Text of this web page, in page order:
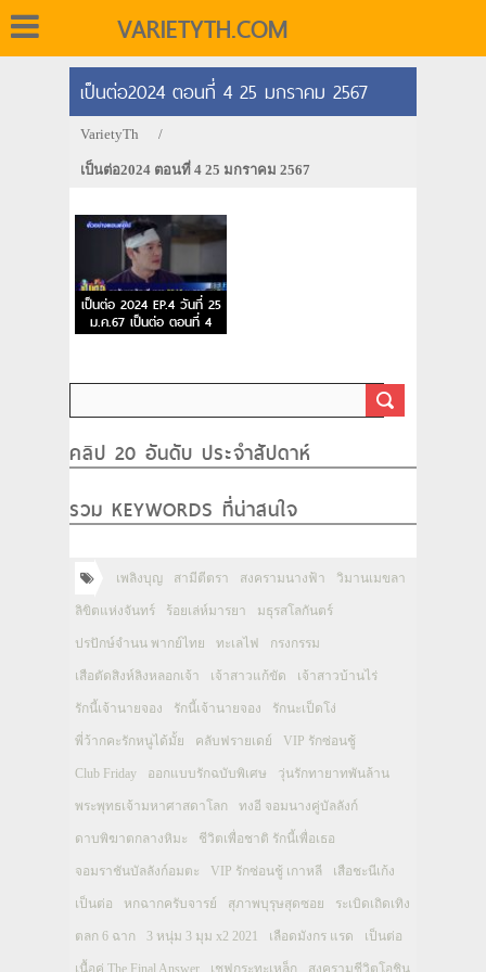
VARIETYTH.COM
เป็นต่อ2024 ตอนที่ 4 25 มกราคม 2567
VarietyTh /
เป็นต่อ2024 ตอนที่ 4 25 มกราคม 2567
เป็นต่อ 2024 EP.4 วันที่ 25
ม.ค.67 เป็นต่อ ตอนที่ 4
คลิป 20 อันดับ ประจำสัปดาห์
รวม KEYWORDS ที่น่าสนใจ
เพลิงบุญ สามีตีตรา สงครามนางฟ้า วิมานเมขลา
ลิขิตแห่งจันทร์ ร้อยเล่ห์มารยา มธุรสโลกันตร์
ปรปักษ์จำนน พากย์ไทย ทะเลไฟ กรงกรรม
เสือตัดสิงห์ลิงหลอกเจ้า เจ้าสาวแก้ขัด เจ้าสาวบ้านไร่
รักนี้เจ้านายจอง รักนี้เจ้านายจอง รักนะเป็ดโง่
พี่ว้ากคะรักหนูได้มั้ย คลับฟรายเดย์ VIP รักซ่อนชู้
Club Friday ออกแบบรักฉบับพิเศษ วุ่นรักทายาทพันล้าน
พระพุทธเจ้ามหาศาสดาโลก ทงอี จอมนางคู่บัลลังก์
ดาบพิฆาตกลางหิมะ ชีวิตเพื่อชาติ รักนี้เพื่อเธอ
จอมราชันบัลลังก์อมตะ VIP รักซ่อนชู้ เกาหลี เสือชะนีเก้ง
เป็นต่อ หกฉากครับจารย์ สุภาพบุรุษสุดซอย ระเบิดเถิดเทิง
ตลก 6 ฉาก 3 หนุ่ม 3 มุม x2 2021 เลือดมังกร แรด เป็นต่อ
เนื้อคู่ The Final Answer เชฟกระทะเหล็ก สงครามชีวิตโอชิน